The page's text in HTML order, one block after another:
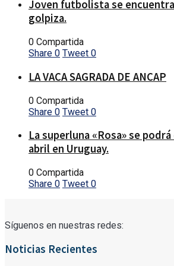
Joven futbolista se
golpiza.
0 Compartida
Share 0 Tweet 0
LA VACA SAGRADA DE ANCAP
0 Compartida
Share 0 Tweet 0
La superluna «Rosa» se
abril en Uruguay.
0 Compartida
Share 0 Tweet 0
Síguenos en nuestras redes:
Noticias Recientes